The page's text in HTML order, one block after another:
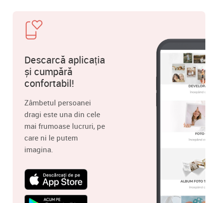
Descarcă aplicația
și cumpără
confortabil!
Zâmbetul persoanei
dragi este una din cele
mai frumoase lucruri, pe
care ni le putem
imagina.